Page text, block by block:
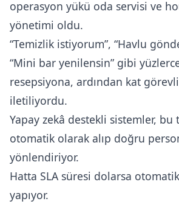
operasyon yükü oda servisi ve
yönetimi oldu.
“Temizlik istiyorum”, “Havlu
“Mini bar yenilensin” gibi
resepsiyona, ardından kat
iletiliyordu.
Yapay zekâ destekli sistemler, bu
otomatik olarak alıp doğru
yönlendiriyor.
Hatta SLA süresi dolarsa
yapıyor.